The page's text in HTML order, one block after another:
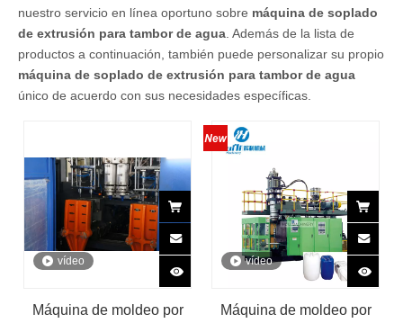
nuestro servicio en línea oportuno sobre máquina de soplado
de extrusión para tambor de agua . Además de la lista de
productos a continuación, también puede personalizar su propio
máquina de soplado de extrusión para tambor de agua
único de acuerdo con sus necesidades específicas.
vídeo
Máquina de moldeo por
vídeo
Máquina de moldeo por